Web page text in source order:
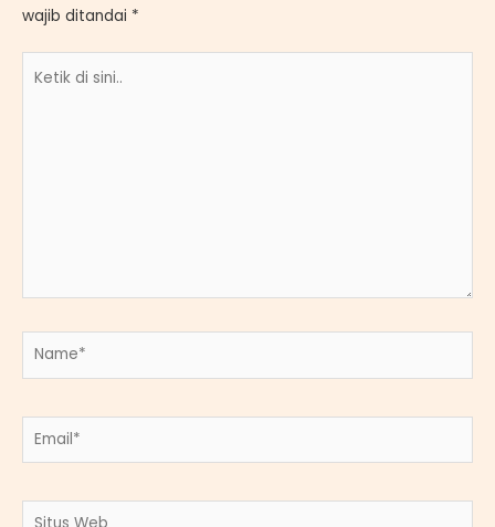
wajib ditandai *
Name*
Email*
Situs